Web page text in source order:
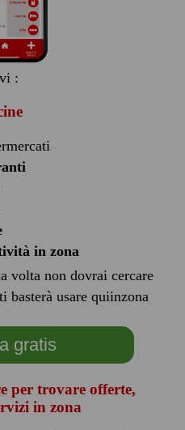
:
in zona
volta non dovrai cercare
basterà usare quiinzona
gratis
per trovare offerte,
in zona